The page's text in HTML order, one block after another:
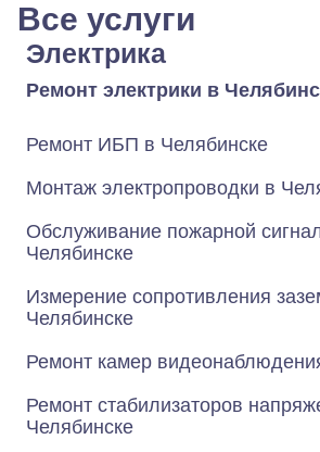
Все услуги
Электрика
Ремонт электрики в
Ремонт ИБП в Челябинске
Монтаж электропроводки в
Обслуживание пожарной
Челябинске
Измерение сопротивления
Челябинске
Ремонт камер
Ремонт стабилизаторов
Челябинске